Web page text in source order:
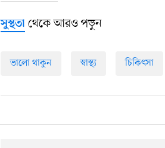
সুস্থতা থেকে আরও পড়ুন
ভালো থাকুন স্বাস্থ্য চিকিৎসা